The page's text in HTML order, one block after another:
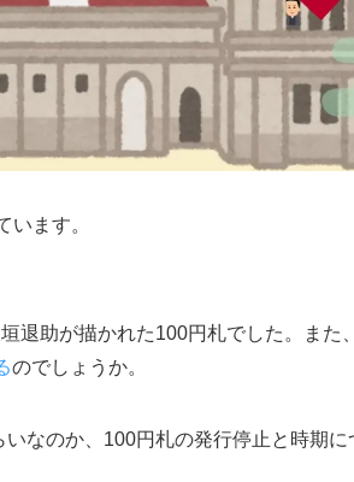
ます。
退助が描かれた100円札でした。また
のでしょうか。
なのか、100円札の発行停止と時期に